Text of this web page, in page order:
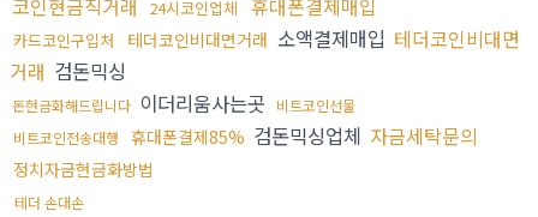
코인현금직거래
24시코인업체 휴대폰결제매입
카드코인구입처 테더코인비대면거래 소액결제매입 테더코인비대면
거래 검돈믹싱
돈현금화해드립니다 이더리움사는곳
비트코인선물
비트코인전송대행
휴대폰결제85% 검돈믹싱업체 자금세탁문의
정치자금현금화방법
테더 손대손